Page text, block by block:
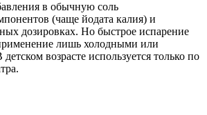
в обычную соль
(чаще йодата калия) и
дозировках. Но быстрое испарение
лишь холодными или
возрасте используется только по